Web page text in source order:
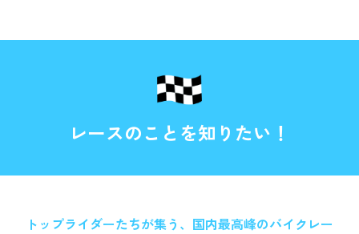
レースのことを知りたい！
トップライダーたちが集う、国内最高峰のバイクレー